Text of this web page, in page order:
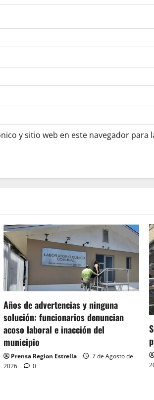
y sitio web en este navegador para
Años de advertencias y ninguna
solución: funcionarios denuncian
acoso laboral e inacción del
municipio
Prensa Region Estrella
7 de Agosto de
2026
0